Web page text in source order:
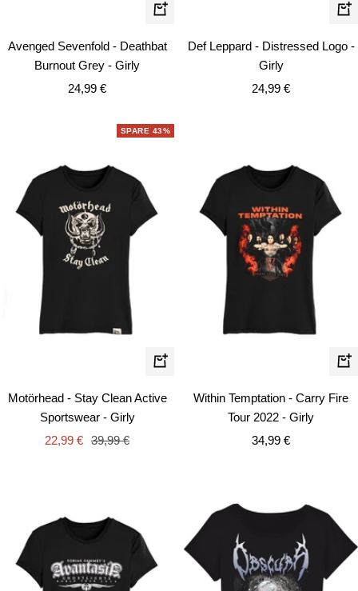
Schnellansicht
Avenged Sevenfold - Deathbat
Burnout Grey - Girly
Angebotspreis
24,99 €
Def Leppard - Distressed Logo -
Girly
Angebotspreis
24,99 €
SPARE 43%
Schnellansicht
Motörhead - Stay Clean Active
Sportswear - Girly
Angebotspreis
22,99 € Regulärer
39,99 €
Within Temptation - Carry Fire
Tour 2022 - Girly
Angebotspreis
34,99 €